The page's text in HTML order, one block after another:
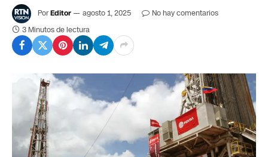
PorEditor agosto 1, 2025
No hay comentarios
3 Minutos de lectura